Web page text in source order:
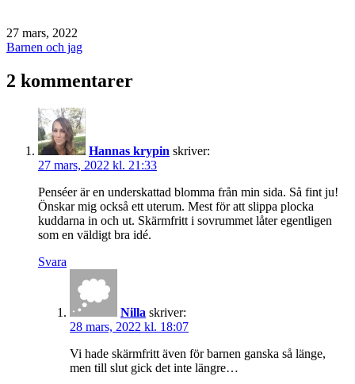
Publicerat
den
27 mars, 2022
Kategoriserat
Barnen och jag
2 kommentarer
Hannas krypin skriver:
27 mars, 2022 kl. 21:33
Penséer är en underskattad blomma från min sida. Så fint ju!
Önskar mig också ett uterum. Mest för att slippa plocka
kuddarna in och ut. Skärmfritt i sovrummet låter egentligen
som en väldigt bra idé.
Svara
Nilla skriver:
28 mars, 2022 kl. 18:07
Vi hade skärmfritt även för barnen ganska så länge,
men till slut gick det inte längre…